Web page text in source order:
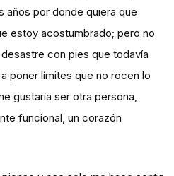
años por donde quiera que
estoy acostumbrado; pero no
con pies que todavía
poner límites que no rocen lo
gustaría ser otra persona,
funcional, un corazón